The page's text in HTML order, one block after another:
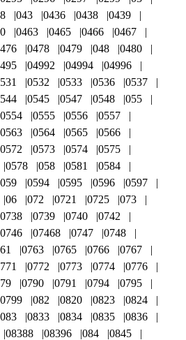
043 0436 0438
0439
0463 0465 0466
0467
0478 0479 048
0480
04992 04994
04996
0532 0533 0536
0537
0545 0547 0548
055
0554 0555 0556
0557
0563 0564 0565
0566
0572 0573 0574
0575
0578 058 0581
0584
059 0594 0595 0596
0597
06 072 0721 0725
073
0738 0739 0740
0742
0746 07468 0747
0748
0763 0765 0766
0767
0772 0773 0774
0776
0790 0791 0794
0795
0799 082 0820 0823
0824
083 0833 0834 0835
0836
08388 08396 084
0845